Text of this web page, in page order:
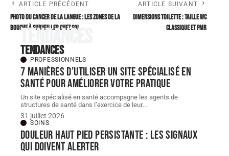
ARTICLE PRÉCÉDENT
Photo du cancer de la langue : les zones de la
bouche à surveiller chez soi
ARTICLE SUIVANT
Dimensions toilette : taille WC
classique et PMR
Tendances
Tendances
PROFESSIONNELS
7 manières d’utiliser un site spécialisé en
santé pour améliorer votre pratique
Un site spécialisé en santé accompagne les agents de
structures de santé dans l’exercice de leur…
31 juillet 2026
SOINS
Douleur haut pied persistante : les signaux
qui doivent alerter